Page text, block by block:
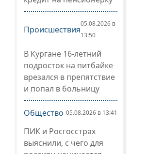
Происшествия
05.08.2026 в
13:50
В Кургане 16-летний
подросток на питбайке
врезался в препятствие
и попал в больницу
Общество 05.08.2026 в 13:41
ПИК и Росгосстрах
выяснили, с чего для